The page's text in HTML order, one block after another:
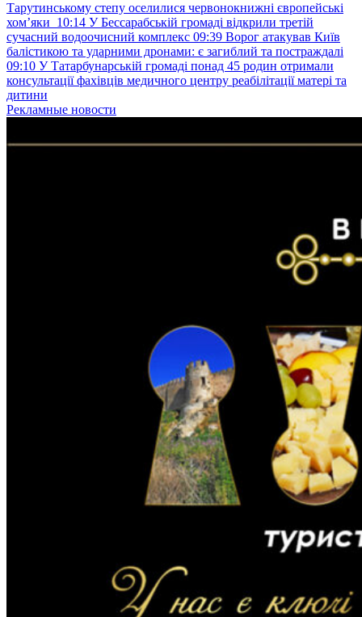
Тарутинському степу оселилися червонокнижні європейські
хом’яки 10:14 У Бессарабській громаді відкрили третій
сучасний водоочисний комплекс 09:39 Ворог атакував Київ
балістикою та ударними дронами: є загиблий та постраждалі
09:10 У Татарбунарській громаді понад 45 родин отримали
консультації фахівців медичного центру реабілітації матері та
дитини
Рекламные новости